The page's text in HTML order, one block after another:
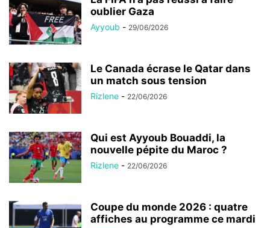
oublier Gaza
Ayyoub - 29/06/2026
Le Canada écrase le Qatar dans
un match sous tension
Rizlene - 22/06/2026
Qui est Ayyoub Bouaddi, la
nouvelle pépite du Maroc ?
Rizlene - 22/06/2026
Coupe du monde 2026 : quatre
affiches au programme ce mardi